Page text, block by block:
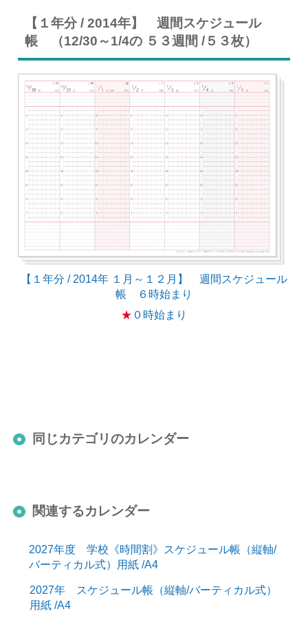
【１年分 / 2014年】 週間スケジュール
帳 （12/30～1/4の ５３週間 /５３枚）
【１年分 / 2014年 １月～１２月】 週間スケジュール
帳 ６時始まり
★ ０時始まり
同じカテゴリのカレンダー
関連するカレンダー
2027年度 学校《時間割》スケジュール帳（縦軸/
バーティカル式）用紙 /A4
2027年 スケジュール帳（縦軸/バーティカル式）
用紙 /A4